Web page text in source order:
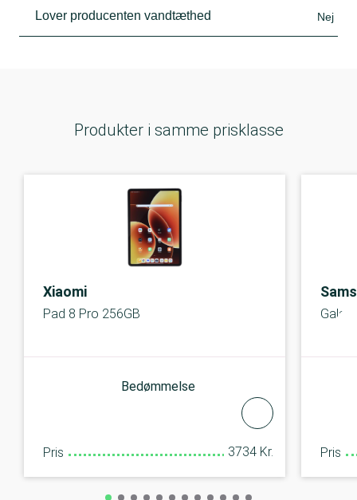
Lover producenten vandtæthed Nej
Produkter i samme prisklasse
Xiaomi
Pad 8 Pro 256GB
Bedømmelse
Pris 3734 Kr. Pris